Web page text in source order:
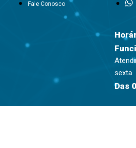
Fale Conosco
sexta
Das